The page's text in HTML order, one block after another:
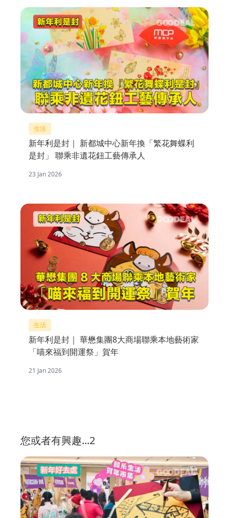
生活
新年利是封｜ 新都城中心新年換「繁花舞蝶利
是封」 聯乘非遺花鈕工藝傳承人
23 Jan 2026
生活
新年利是封｜ 華懋集團8大商場聯乘本地藝術家
「喵來福到開運祭」賀年
21 Jan 2026
您或者有興趣...2